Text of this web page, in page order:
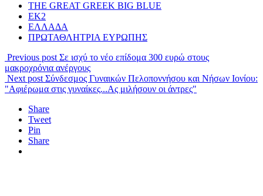
THE GREAT GREEK BIG BLUE
ΕΚ2
ΕΛΛΑΔΑ
ΠΡΩΤΑΘΛΗΤΡΙΑ ΕΥΡΩΠΗΣ
Previous post Σε ισχύ το νέο επίδομα 300 ευρώ στους
μακροχρόνια ανέργους
Next post Σύνδεσμος Γυναικών Πελοποννήσου και Νήσων Ιονίου:
"Αφιέρωμα στις γυναίκες...Ας μιλήσουν οι άντρες"
Share
Tweet
Pin
Share